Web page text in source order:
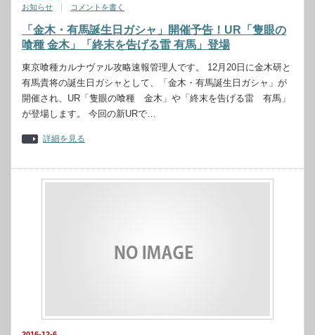
お知らせ
コメントを書く
「金木・有馬誕生日ガシャ」開催予告！UR「隻眼の
喰種 金木」「終末を告げる雷 有馬」登場
東京喰種カルナヴァル攻略速報管理人です。 12月20日に金木研と
有馬貴将の誕生日ガシャとして、「金木・有馬誕生日ガシャ」が
開催され、UR「隻眼の喰種 金木」や「終末を告げる雷 有馬」
が登場します。 今回の新URで…
詳細を見る